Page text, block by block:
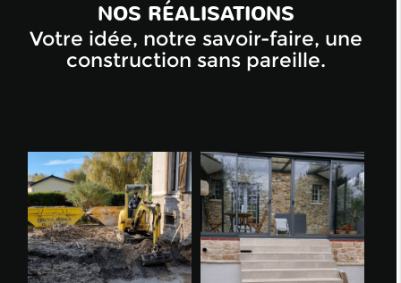
NOS RÉALISATIONS
Votre idée, notre savoir-faire, une
construction sans pareille.